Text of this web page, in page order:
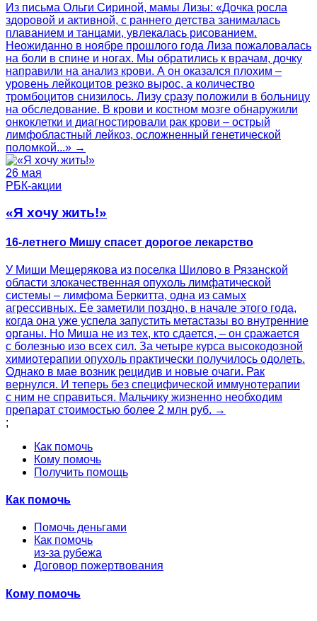
Из письма Ольги Сириной, мамы Лизы: «Дочка росла
здоровой и активной, с раннего детства занималась
плаванием и танцами, увлекалась рисованием.
Неожиданно в ноябре прошлого года Лиза пожаловалась
на боли в спине и ногах. Мы обратились к врачам, дочку
направили на анализ крови. А он оказался плохим –
уровень лейкоцитов резко вырос, а количество
тромбоцитов снизилось. Лизу сразу положили в больницу
на обследование. В крови и костном мозге обнаружили
онкоклетки и диагностировали рак крови – острый
лимфобластный лейкоз, осложненный генетической
поломкой...» →
26 мая
РБК-акции
«Я хочу жить!»
16-летнего Мишу спасет дорогое лекарство
У Миши Мещерякова из поселка Шилово в Рязанской
области злокачественная опухоль лимфатической
системы – лимфома Беркитта, одна из самых
агрессивных. Ее заметили поздно, в начале этого года,
когда она уже успела запустить метастазы во внутренние
органы. Но Миша не из тех, кто сдается, – он сражается
с болезнью изо всех сил. За четыре курса высокодозной
химиотерапии опухоль практически получилось одолеть.
Однако в мае возник рецидив и новые очаги. Рак
вернулся. И теперь без специфической иммунотерапии
с ним не справиться. Мальчику жизненно необходим
препарат стоимостью более 2 млн руб. →
;
Как помочь
Кому помочь
Получить помощь
Как помочь
Помочь деньгами
Как помочь
из-за рубежа
Договор пожертвования
Кому помочь